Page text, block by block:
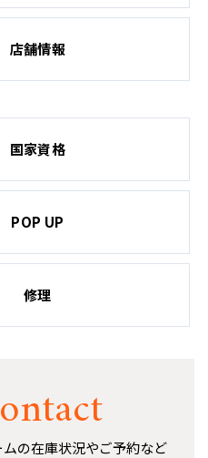
店舗情報
国家資格
POP UP
修理
の在庫状況やご予約など